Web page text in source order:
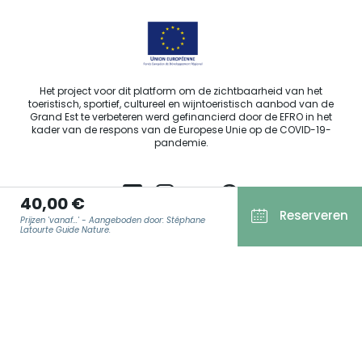
40,00 €
Prijzen 'vanaf...' - Aangeboden door: Stéphane
Latourte Guide Nature.
Reserveren
Het project voor dit platform om de zichtbaarheid van het
toeristisch, sportief, cultureel en wijntoeristisch aanbod van de
Grand Est te verbeteren werd gefinancierd door de EFRO in het
kader van de respons van de Europese Unie op de COVID-19-
pandemie.
Agence Régionale du Tourisme Grand Est ©2026 - Alle rechten